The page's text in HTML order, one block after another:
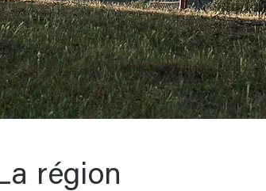
région